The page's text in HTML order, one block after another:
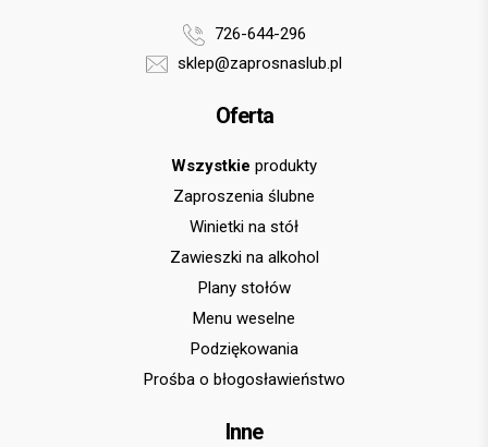
726-644-296
sklep@zaprosnaslub.pl
Oferta
Wszystkie produkty
Zaproszenia ślubne
Winietki na stół
Zawieszki na alkohol
Plany stołów
Menu weselne
Podziękowania
Prośba o błogosławieństwo
Inne